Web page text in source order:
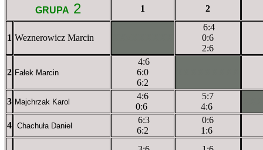
GRUPA 2 1 2
1 Weznerowicz Marcin
6:4
0:6
2:6
2 Fałek Marcin
4:6
6:0
6:2
3 Majchrzak Karol
4:6
0:6
5:7
4:6
4 Chachuła Daniel
6:3
6:2
0:6
1:6